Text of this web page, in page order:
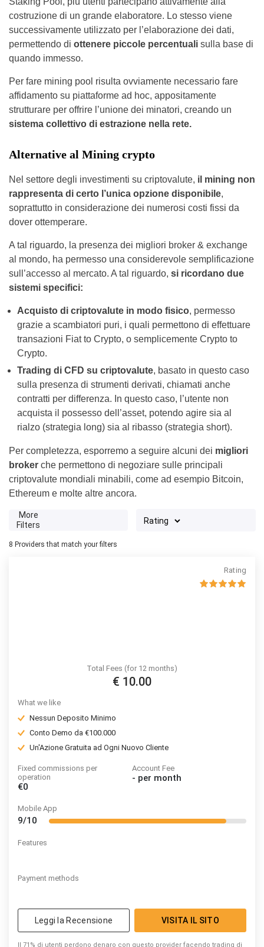
costruzione di un grande elaboratore. Lo stesso viene
successivamente utilizzato per l’elaborazione dei dati,
permettendo di ottenere piccole percentuali sulla base di
quando immesso.
Per fare mining pool risulta ovviamente necessario fare
affidamento su piattaforme ad hoc, appositamente
strutturare per offrire l’unione dei minatori, creando un
sistema collettivo di estrazione nella rete.
Alternative al Mining crypto
Nel settore degli investimenti su criptovalute, il mining non
rappresenta di certo l’unica opzione disponibile,
soprattutto in considerazione dei numerosi costi fissi da
dover ottemperare.
A tal riguardo, la presenza dei migliori broker & exchange
al mondo, ha permesso una considerevole semplificazione
sull’accesso al mercato. A tal riguardo, si ricordano due
sistemi specifici:
Acquisto di criptovalute in modo fisico, permesso
grazie a scambiatori puri, i quali permettono di effettuare
transazioni Fiat to Crypto, o semplicemente Crypto to
Crypto.
Trading di CFD su criptovalute, basato in questo caso
sulla presenza di strumenti derivati, chiamati anche
contratti per differenza. In questo caso, l’utente non
acquista il possesso dell’asset, potendo agire sia al
rialzo (strategia long) sia al ribasso (strategia short).
Per completezza, esporremo a seguire alcuni dei migliori
broker che permettono di negoziare sulle principali
criptovalute mondiali minabili, come ad esempio Bitcoin,
Ethereum e molte altre ancora.
More
Filters
8 Providers that match your filters
Rating
Total Fees (for 12 months)
€ 10.00
What we like
Nessun Deposito Minimo
Conto Demo da €100.000
Un'Azione Gratuita ad Ogni Nuovo Cliente
Fixed commissions per
operation
€0
Account Fee
- per month
Mobile App
9/10
Features
Payment methods
Leggi la Recensione VISITA IL SITO
Il 71% di utenti perdono denaro con questo provider facendo trading di